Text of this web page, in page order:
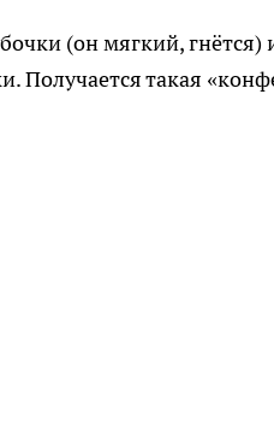
(он мягкий, гнётся)
Получается такая